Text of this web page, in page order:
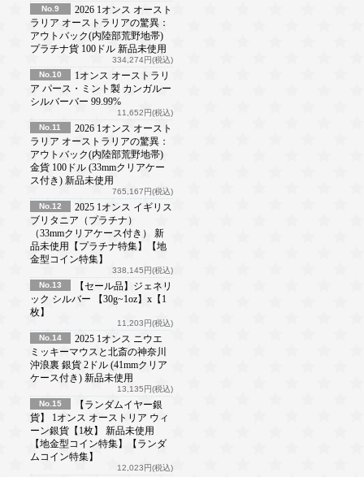
No.9
2026 1オンス オースト
ラリア オーストラリアの驚異：
アウトバック(内陸部荒野地帯)
プラチナ貨 100ドル 新品未使用
334,274円(税込)
No.10
1オンス オーストラリ
ア パース・ミント製 カンガルー
シルバーバー 99.99%
11,652円(税込)
No.11
2026 1オンス オースト
ラリア オーストラリアの驚異：
アウトバック(内陸部荒野地帯)
金貨 100ドル (33mmクリアケー
ス付き) 新品未使用
765,167円(税込)
No.12
2025 1オンス イギリス
ブリタニア（プラチナ）
（33mmクリアケース付き） 新
品未使用【プラチナ特集】【地
金型コイン特集】
338,145円(税込)
No.13
【セール品】ジェネリ
ック シルバー 【30g~1oz】x【1
枚】
11,203円(税込)
No.14
2025 1オンス ニウエ
ミッキーマウスと北斎の神奈川
沖浪裏 銀貨 2ドル (41mmクリア
ケース付き) 新品未使用
13,135円(税込)
No.15
【ランダムイヤー銀
貨】 1オンス オーストリア ウィ
ーン銀貨【1枚】 新品未使用
【地金型コイン特集】【ランダ
ムコイン特集】
12,023円(税込)